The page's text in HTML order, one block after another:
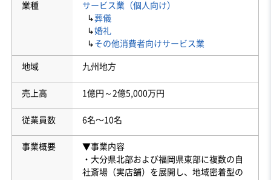
業種
サービス業（個人向け）
↳葬儀
↳婚礼
↳ その他消費者向けサービス業
地域 九州地方
売上高 1億円～2億5,000万円
従業員数 6名〜10名
事業概要
▼事業内容
・大分県北部および福岡県東部に複数の自
社斎場（実店舗）を展開し、地域密着型の